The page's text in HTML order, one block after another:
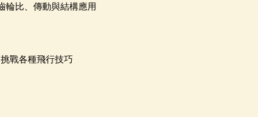
輪比、傳動與結構應用
戰各種飛行技巧